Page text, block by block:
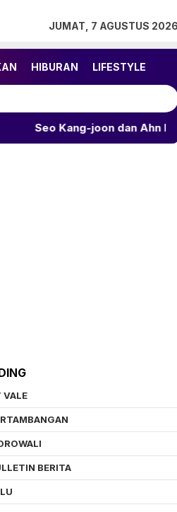
JUMAT, 7 AGUSTUS 2026
HIBURAN LIFESTYLE
joon dan Ahn Eun-jin Bintangi
VALE
BERITA